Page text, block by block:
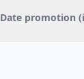
Date promotion